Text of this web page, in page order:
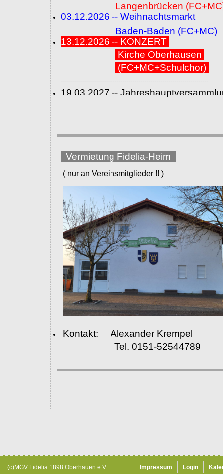
Langenbrücken
03.12.2026 -- Weihnachtsmarkt
Baden-Baden (FC+MC)
13.12.2026 -- KONZERT
Kirche Oberhausen
(FC+MC+Schulchor)
--------------------------------------------------------------------------
19.03.2027 --
Vermietung Fidelia-Heim
( nur an Vereinsmitglieder !! )
Kontakt: Alexander Krempel
Tel. 0151-52544789
(c)MGV Fidelia 1898 Oberhauen e.V. Impressum Login